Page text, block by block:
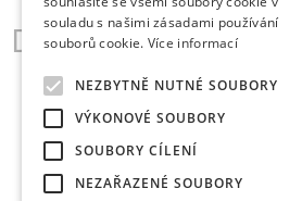
Důležité odkazy
HOME
Aktualizace www stránek
souladu s našimi zásadami používání
souborů cookie. Více informací
NEZBYTNĚ NUTNÉ SOUBORY
VÝKONOVÉ SOUBORY
SOUBORY CÍLENÍ
NEZAŘAZENÉ SOUBORY